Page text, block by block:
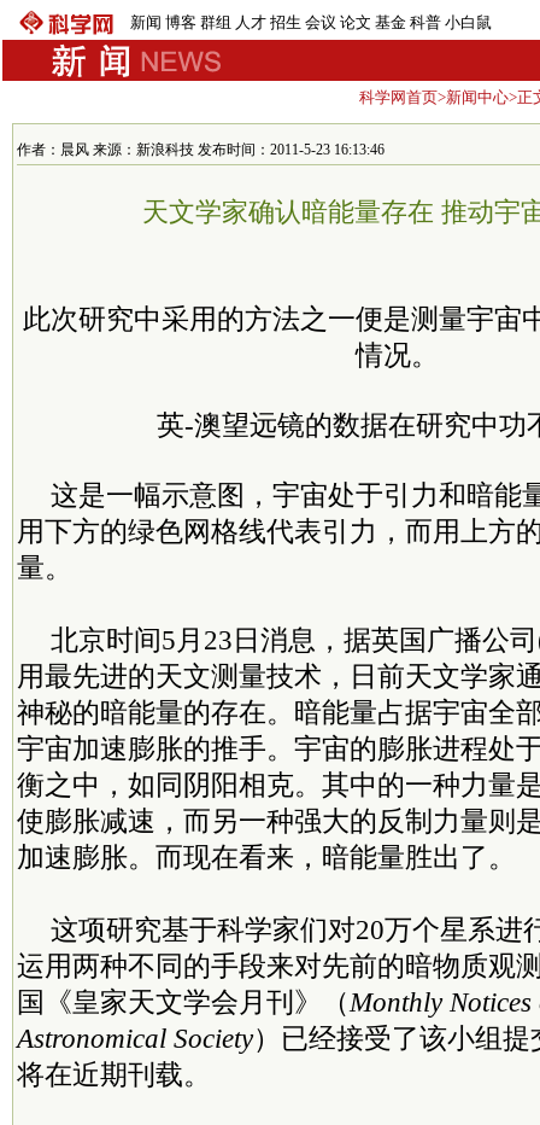
新闻 博客 群组 人才 招生 会议 论文 基金 科普 小白鼠
科学网首页>新闻中心>正
作者：晨风 来源：新浪科技 发布时间：2011-5-23 16:13:46
天文学家确认暗能量存在 推动宇
此次研究中采用的方法之一便是测量宇宙
情况。
英-澳望远镜的数据在研究中功
这是一幅示意图，宇宙处于引力和暗能
用下方的绿色网格线代表引力，而用上方
量。
北京时间5月23日消息，据英国广播公
用最先进的天文测量技术，日前天文学家
神秘的暗能量的存在。暗能量占据宇宙全
宇宙加速膨胀的推手。宇宙的膨胀进程处
衡之中，如同阴阳相克。其中的一种力量
使膨胀减速，而另一种强大的反制力量则
加速膨胀。而现在看来，暗能量胜出了。
这项研究基于科学家们对20万个星系进
运用两种不同的手段来对先前的暗物质观
国《皇家天文学会月刊》（Monthly
Astronomical Society）已经接受了该小组
将在近期刊载。